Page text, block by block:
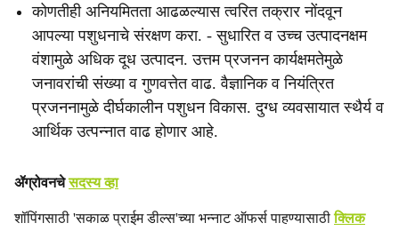
कोणतीही अनियमितता आढळल्यास त्वरित तक्रार नोंदवून
आपल्या पशुधनाचे संरक्षण करा. - सुधारित व उच्च उत्पादनक्षम
वंशामुळे अधिक दूध उत्पादन. उत्तम प्रजनन कार्यक्षमतेमुळे
जनावरांची संख्या व गुणवत्तेत वाढ. वैज्ञानिक व नियंत्रित
प्रजननामुळे दीर्घकालीन पशुधन विकास. दुग्ध व्यवसायात स्थैर्य व
आर्थिक उत्पन्नात वाढ होणार आहे.
ॲग्रोवनचेसदस्य व्हा
शॉपिंगसाठी 'सकाळ प्राईम डील्स'च्या भन्नाट ऑफर्स पाहण्यासाठीक्लिक